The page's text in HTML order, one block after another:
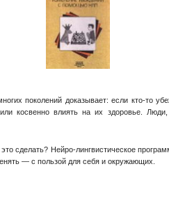
поколений доказывает: если кто-то
косвенно влиять на их здоровье.
сделать? Нейро-лингвистическое
— с пользой для себя и окружающих.